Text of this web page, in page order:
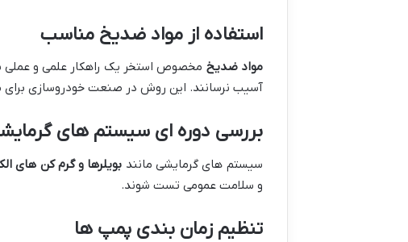
استفاده از مواد ضدیخ مناسب
مواد ضدیخ مخصوص استخر یک راهکار علمی و عملی
آسیب نرسانند. این روش در صنعت خودروسازی برای
بررسی دوره ای سیستم های
سیستم های گرمایشی مانند بویلرها و گرم کن های
و سلامت عمومی تست شوند.
تنظیم زمان بندی پمپ ها